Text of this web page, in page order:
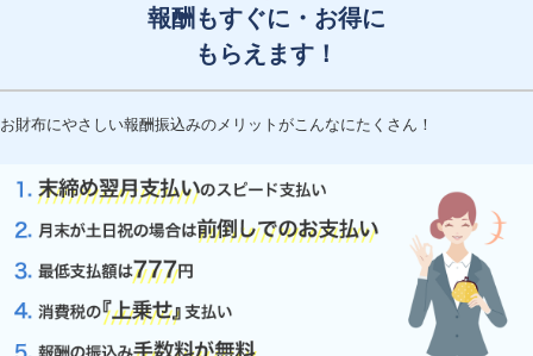
報酬もすぐに・お得に
もらえます！
お財布にやさしい報酬振込みのメリットがこんなにたくさん！